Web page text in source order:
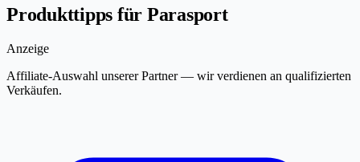
Produkttipps für Parasport
Anzeige
Affiliate-Auswahl unserer Partner — wir verdienen an qualifizierten
Verkäufen.